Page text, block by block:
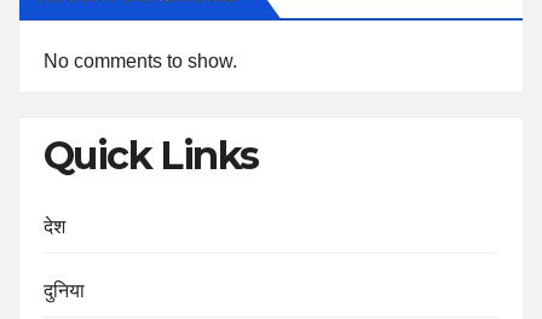
No comments to show.
Quick Links
देश
दुनिया